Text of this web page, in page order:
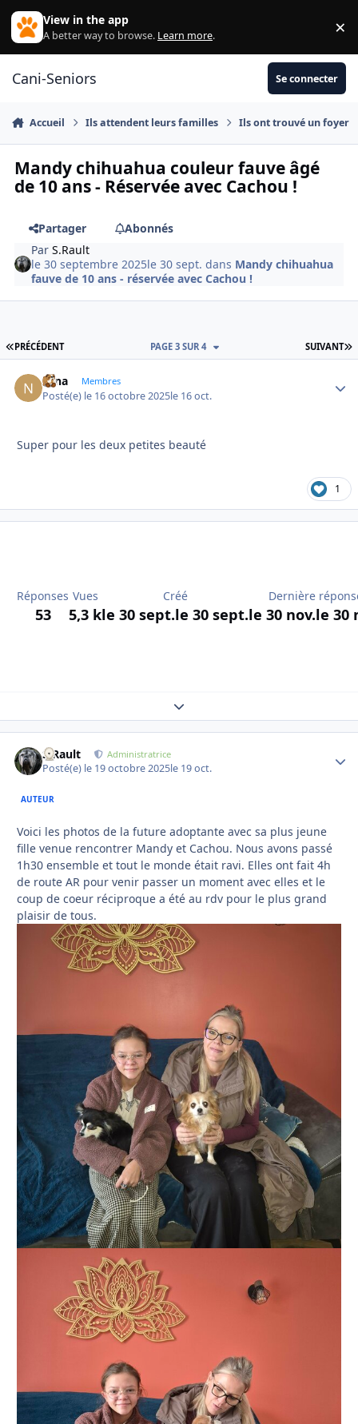
Aller au contenu
View in the app
A better way to browse. Learn more. ×
Cani-Seniors Se connecter
Accueil Ils attendent leurs familles Ils ont trouvé un foyer
Mandy chihuahua couleur fauve âgé
de 10 ans - Réservée avec Cachou !
Partager
Abonnés
ParS.Rault
le 30 septembre 2025le 30 sept. dans Mandy chihuahua
fauve de 10 ans - réservée avec Cachou !
PREMIÈRE PAGE
PRÉCÉDENT SUIVANT
PAGE 3 SUR 4
Nina Membres
Posté(e) le 16 octobre 2025le 16 oct.
Super pour les deux petites beauté
1
Réponses
53
Vues
5,3 k
Créé
le 30 sept.le 30 sept.
Dernière
le 30 nov.le 30
Expand topic overview
S.Rault Administratrice
Posté(e) le 19 octobre 2025le 19 oct.
AUTEUR
Voici les photos de la future adoptante avec sa plus jeune
fille venue rencontrer Mandy et Cachou. Nous avons passé
1h30 ensemble et tout le monde était ravi. Elles ont fait 4h
de route AR pour venir passer un moment avec elles et le
coup de coeur réciproque a été au rdv pour le plus grand
plaisir de tous.